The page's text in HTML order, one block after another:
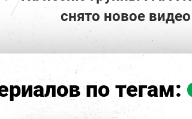
снято новое видео
по тегам: